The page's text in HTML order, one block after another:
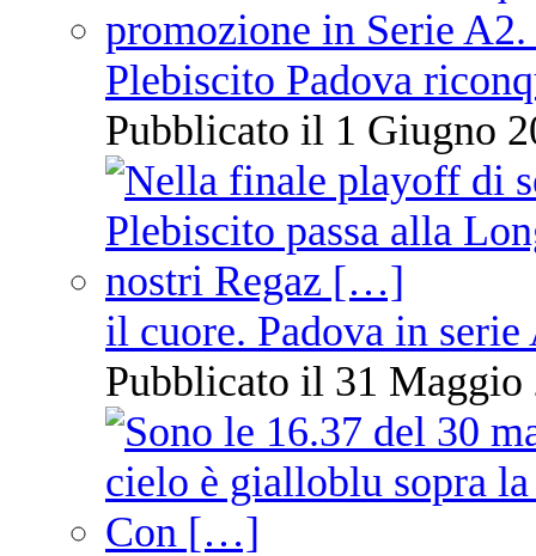
Plebiscito Padova
Pubblicato il 1 Giugno
il cuore. Padova in serie
Pubblicato il 31 Maggio